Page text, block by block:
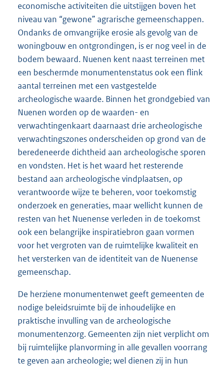
economische activiteiten die uitstijgen boven het
niveau van “gewone” agrarische gemeenschappen.
Ondanks de omvangrijke erosie als gevolg van de
woningbouw en ontgrondingen, is er nog veel in de
bodem bewaard. Nuenen kent naast terreinen met
een beschermde monumentenstatus ook een flink
aantal terreinen met een vastgestelde
archeologische waarde. Binnen het grondgebied van
Nuenen worden op de waarden- en
verwachtingenkaart daarnaast drie archeologische
verwachtingszones onderscheiden op grond van de
beredeneerde dichtheid aan archeologische sporen
en vondsten. Het is het waard het resterende
bestand aan archeologische vindplaatsen, op
verantwoorde wijze te beheren, voor toekomstig
onderzoek en generaties, maar wellicht kunnen de
resten van het Nuenense verleden in de toekomst
ook een belangrijke inspiratiebron gaan vormen
voor het vergroten van de ruimtelijke kwaliteit en
het versterken van de identiteit van de Nuenense
gemeenschap.
De herziene monumentenwet geeft gemeenten de
nodige beleidsruimte bij de inhoudelijke en
praktische invulling van de archeologische
monumentenzorg. Gemeenten zijn niet verplicht om
bij ruimtelijke planvorming in alle gevallen voorrang
te geven aan archeologie; wel dienen zij in hun